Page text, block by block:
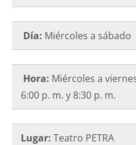
Día: Miércoles a sábado
Hora: Miércoles a
6:00 p. m. y 8:30 p. m.
Lugar: Teatro PETRA